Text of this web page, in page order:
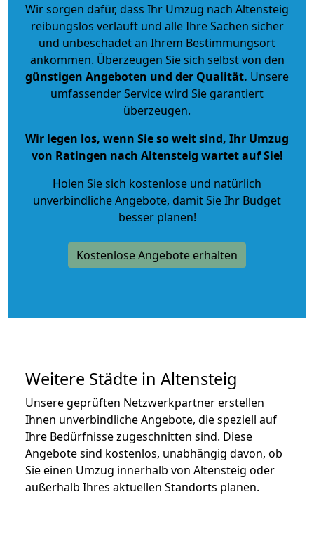
Wir sorgen dafür, dass Ihr Umzug nach Altensteig
reibungslos verläuft und alle Ihre Sachen sicher
und unbeschadet an Ihrem Bestimmungsort
ankommen. Überzeugen Sie sich selbst von den
günstigen Angeboten und der Qualität. Unsere
umfassender Service wird Sie garantiert
überzeugen.
Wir legen los, wenn Sie so weit sind, Ihr Umzug
von Ratingen nach Altensteig wartet auf Sie!
Holen Sie sich kostenlose und natürlich
unverbindliche Angebote, damit Sie Ihr Budget
besser planen!
Kostenlose Angebote erhalten
Weitere Städte in Altensteig
Unsere geprüften Netzwerkpartner erstellen
Ihnen unverbindliche Angebote, die speziell auf
Ihre Bedürfnisse zugeschnitten sind. Diese
Angebote sind kostenlos, unabhängig davon, ob
Sie einen Umzug innerhalb von Altensteig oder
außerhalb Ihres aktuellen Standorts planen.